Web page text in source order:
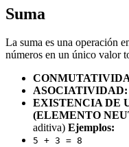
Suma
La suma es una operación
números en un único valor
ASOCIATIVIDAD:
EXISTENCIA DE
(ELEMENTO
aditiva) Ejemplos:
5 + 3 = 8